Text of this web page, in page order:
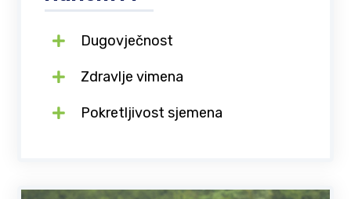
Dugovječnost
Zdravlje vimena
Pokretljivost sjemena